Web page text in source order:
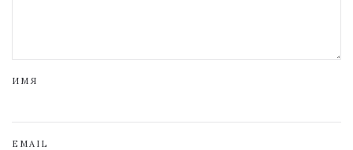
ИМЯ
EMAIL